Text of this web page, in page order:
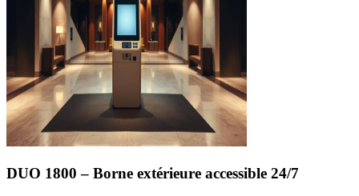
DUO 1800 – Borne extérieure accessible 24/7